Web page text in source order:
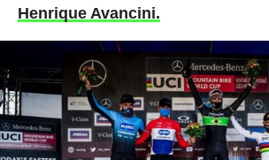
Henrique Avancini.